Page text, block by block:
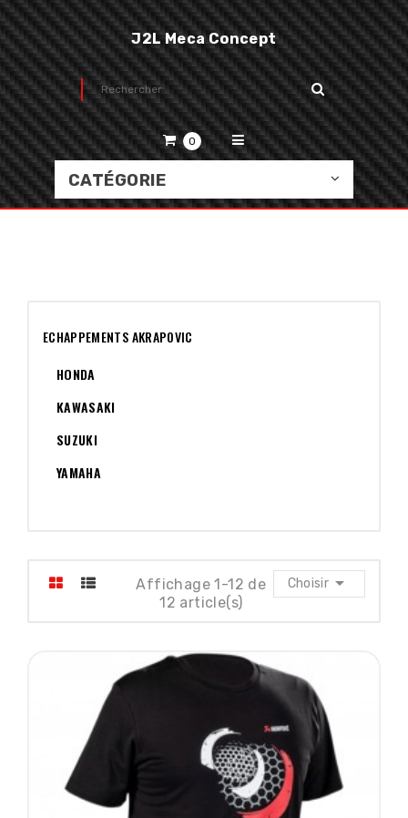
J2L Meca Concept
0
CATÉGORIE
ECHAPPEMENTS AKRAPOVIC
HONDA
KAWASAKI
SUZUKI
YAMAHA
Choisir 
Affichage 1-12 de
12 article(s)